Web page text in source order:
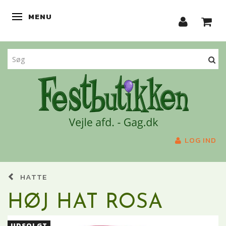
SKIFTE NAVIGATION
MENU
LOG IND
HATTE
HØJ HAT ROSA